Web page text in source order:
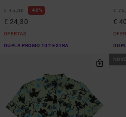
€ 45,00 46%
€ 24,30
OFERTAS
DUPLA PROMO 10% EXTRA
€
€